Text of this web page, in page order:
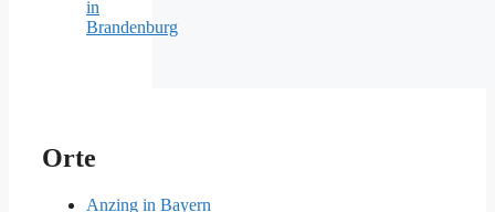
in
Brandenburg
Orte
Anzing in Bayern